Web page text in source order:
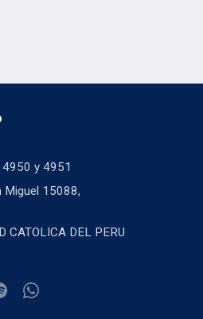
y 4951
Miguel 15088,
CATOLICA DEL PERU